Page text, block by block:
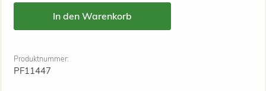
In den Warenkorb
Produktnummer:
PF11447